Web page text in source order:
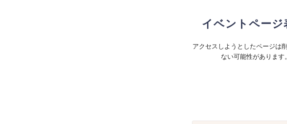
イベントページ
アクセスしようとしたページは
ない可能性があります